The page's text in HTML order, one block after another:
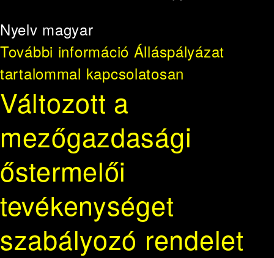
Nyelv magyar
További információ Álláspályázat
tartalommal kapcsolatosan
Változott a
mezőgazdasági
őstermelői
tevékenységet
szabályozó rendelet